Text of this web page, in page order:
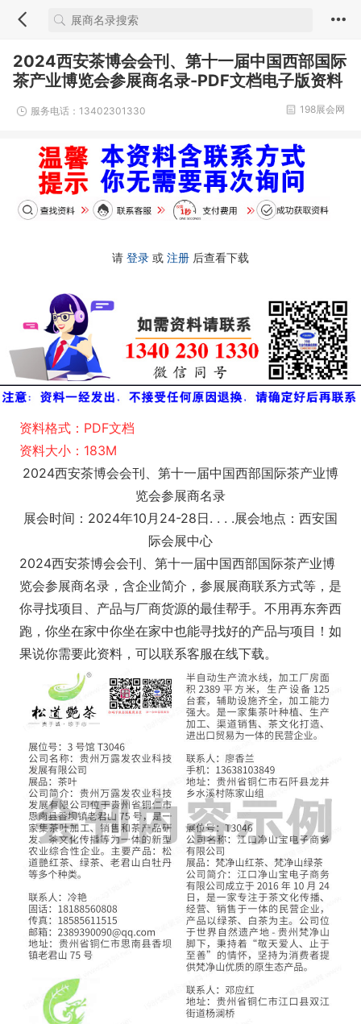
2024西安茶博会会刊、第十一届中国西部国际
茶产业博览会参展商名录-PDF文档电子版资料
服务电话：13402301330 198展会网
请 登录 或 注册 后查看下载
资料格式：PDF文档
资料大小：183M
2024西安茶博会会刊、第十一届中国西部国际茶产业博
览会参展商名录
展会时间：2024年10月24-28日. . . .展会地点：西安国
际会展中心
2024西安茶博会会刊、第十一届中国西部国际茶产业博
览会参展商名录，含企业简介，参展展商联系方式等，是
你寻找项目、产品与厂商货源的最佳帮手。不用再东奔西
跑，你坐在家中你坐在家中也能寻找好的产品与项目！如
果说你需要此资料，可以联系客服在线下载。